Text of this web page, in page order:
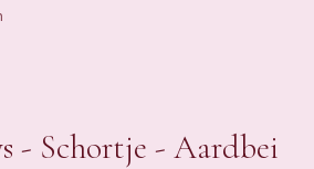
- Schortje - Aardbei